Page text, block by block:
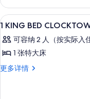
所
有
照
片
更
多
信
显
示
1
KING
BED
19
1 KING BED
可容纳 2 人（按实际入
1 张特大床
更多详情
1